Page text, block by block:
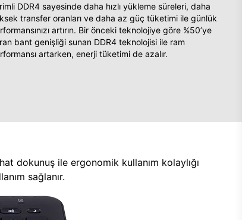
DDR4 sayesinde daha hızlı yükleme süreleri, daha
transfer oranları ve daha az güç tüketimi ile günlük
artırın. Bir önceki teknolojiye göre %50’ye
bant genişliği sunan DDR4 teknolojisi ile ram
artarken, enerji tüketimi de azalır.
dokunuş ile ergonomik kullanım kolaylığı
sağlanır.